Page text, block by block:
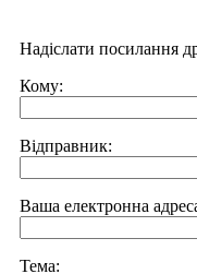
Надіслати посилання
Кому:
Відправник:
Ваша електронна
Тема: